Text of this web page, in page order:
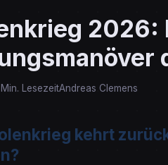
2026:
LesezeitAndreas Clemens
kehrt